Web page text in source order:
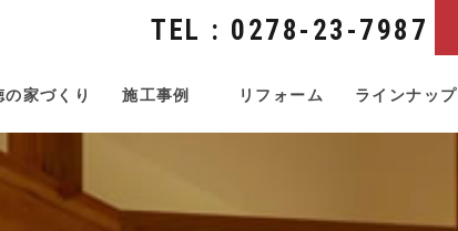
TEL : 0278-23-7987
の家づくり 施工事例 リフォーム ラインナップ